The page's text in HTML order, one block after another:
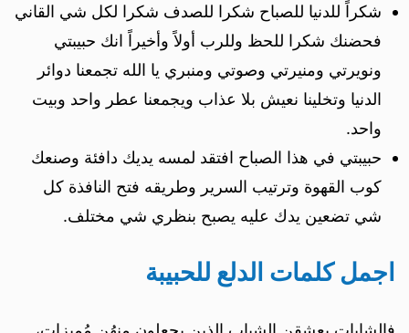
شكراً للدنيا للصباح شكرا للصدف شكرا لكل شي القاني
فحضنك شكرا للحظ وللرب أولاً وأخيراً انك حبيبتي
ونويرتي ومنيرتي وصوتي ومنبري يا الله تجمعنا دوائر
الدنيا وتخلينا نعيش بلا عذاب ويجمعنا عطر واحد وبيت
واحد.
حبيبتي في هذا الصباح افتقد لمسه يديك دافئة وصنعك
كوب القهوة وترتيب السرير وطريقه فتح النافذة كل
شي تضعين يدك عليه يصبح بنظري شي مختلف.
اجمل كلمات الدلع للحبيبة